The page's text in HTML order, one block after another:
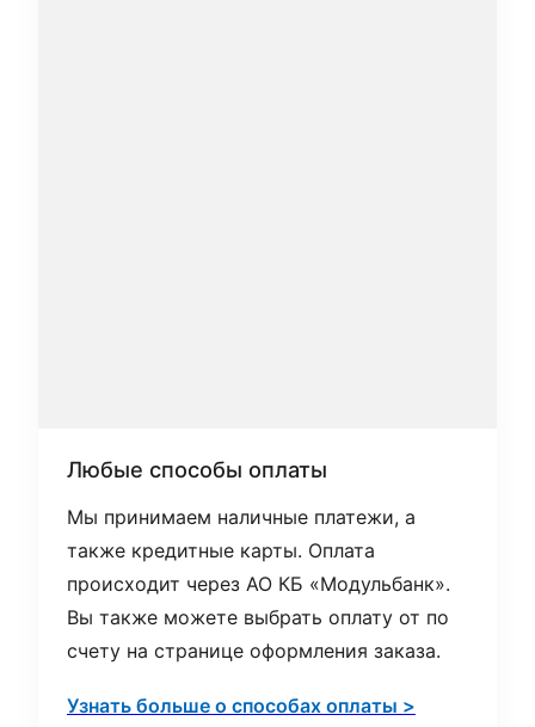
Любые способы оплаты
Мы принимаем наличные платежи, а
также кредитные карты. Оплата
происходит через АО КБ «Модульбанк».
Вы также можете выбрать оплату от по
счету на странице оформления заказа.
Узнать больше о способах оплаты >